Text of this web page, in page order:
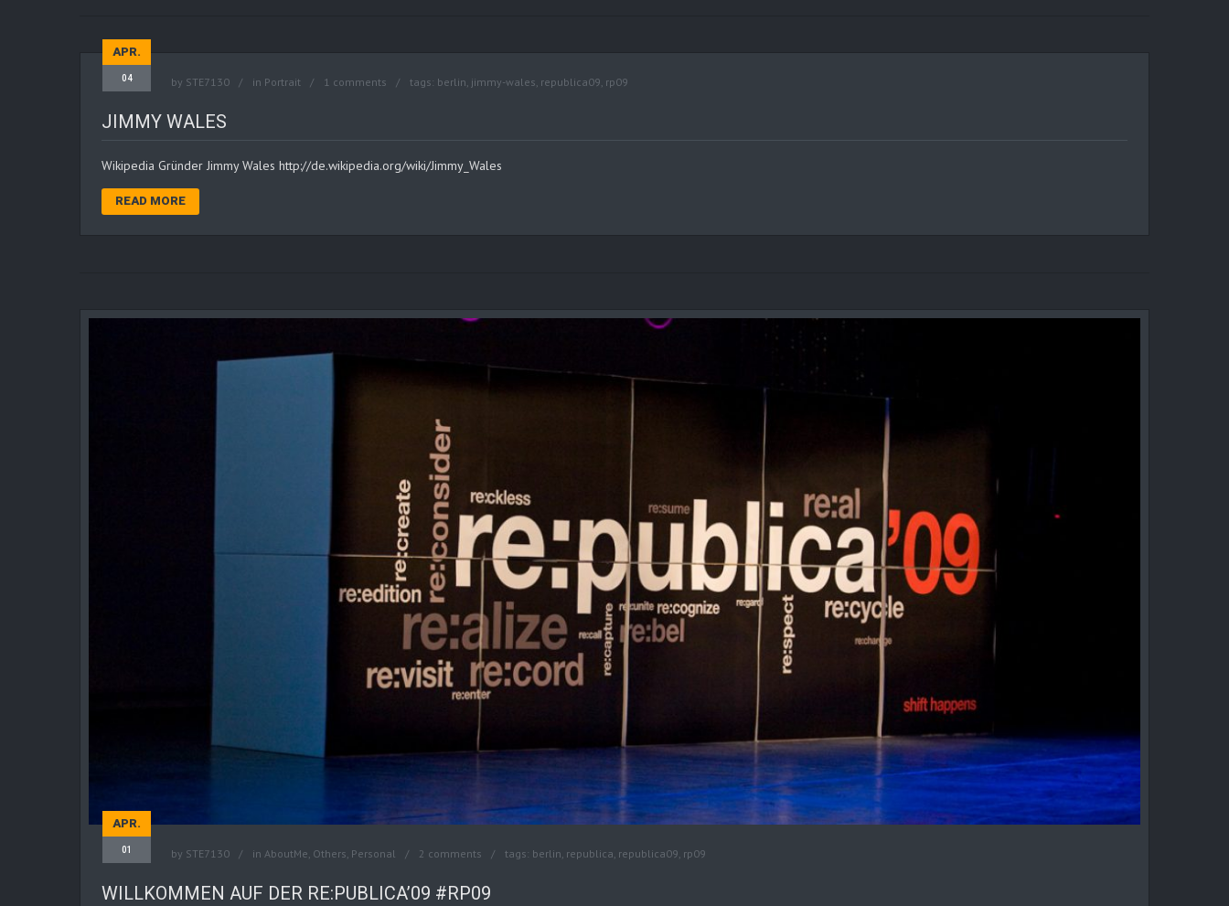
APR.
04 by STE7130 in Portrait 1 comments tags: berlin, jimmy-wales, republica09, rp09
JIMMY WALES
Wikipedia Gründer Jimmy Wales http://de.wikipedia.org/wiki/Jimmy_Wales
READ MORE
APR.
01 by STE7130 in AboutMe Others Personal 2 comments tags: berlin republica republica09 rp09
WILLKOMMEN AUF DER RE:PUBLICA’09 #RP09